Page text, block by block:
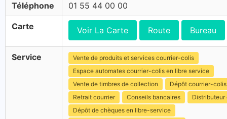
Téléphone 01 55 44 00 00
Carte Voir La Carte Route Bureau
Service
Vente de produits et services courrier-colis
Espace automates courrier-colis en libre service
Vente de timbres de collection
Dépôt courrier-colis
Retrait courrier
Conseils bancaires
Distributeur
Dépôt de chèques en libre-service